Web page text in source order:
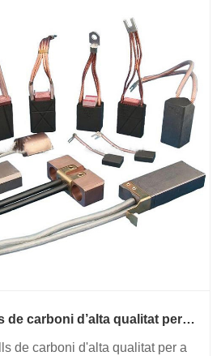
de carboni d’alta qualitat per a
de carboni d'alta qualitat per a